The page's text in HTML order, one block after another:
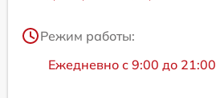
Режим работы:
Ежедневно с 9:00 до 21:00